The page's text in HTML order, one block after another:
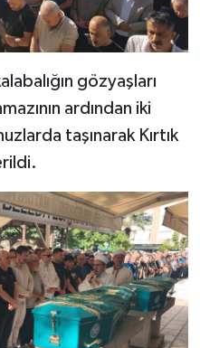
gözyaşları
ardından iki
taşınarak Kırtık